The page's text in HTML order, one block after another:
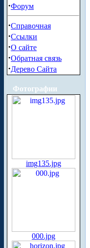
·Форум
·Справочная
·Ссылки
·О сайте
·Обратная связь
·Дерево Сайта
Фотографии
img135.jpg
000.jpg